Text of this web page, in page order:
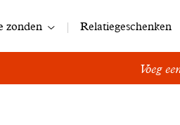
zonden Relatiegeschenken
Voeg